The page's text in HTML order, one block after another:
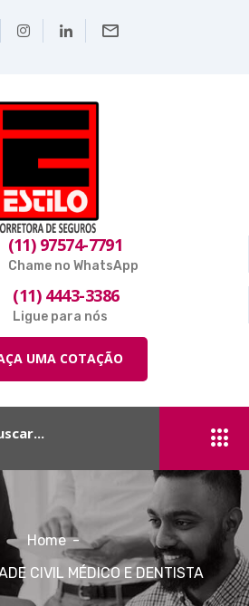
(11) 97574-7791
Chame no WhatsApp
(11) 4443-3386
Ligue para nós
UMA COTAÇÃO
Home
CIVIL MÉDICO E DENTISTA